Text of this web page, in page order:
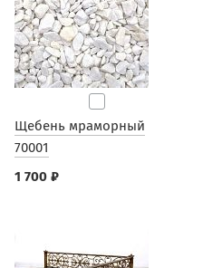
Щебень мраморный
70001
1 700 ₽